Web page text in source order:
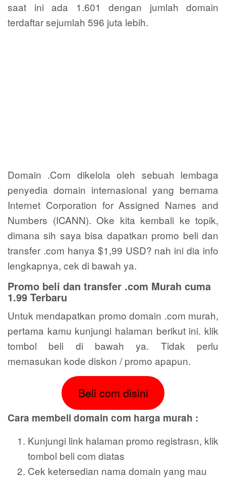
saat ini ada 1.601 dengan jumlah domain
terdaftar sejumlah 596 juta lebih.
Domain .Com dikelola oleh sebuah lembaga
penyedia domain internasional yang bernama
Internet Corporation for Assigned Names and
Numbers (ICANN). Oke kita kembali ke topik,
dimana sih saya bisa dapatkan promo beli dan
transfer .com hanya $1,99 USD? nah ini dia info
lengkapnya, cek di bawah ya.
Promo beli dan transfer .com Murah cuma
1.99 Terbaru
Untuk mendapatkan promo domain .com murah,
pertama kamu kunjungi halaman berikut ini. klik
tombol beli di bawah ya. Tidak perlu
memasukan kode diskon / promo apapun.
Beli com disini
Cara membeli domain com harga murah :
Kunjungi link halaman promo registrasn, klik
tombol beli com diatas
Cek ketersedian nama domain yang mau